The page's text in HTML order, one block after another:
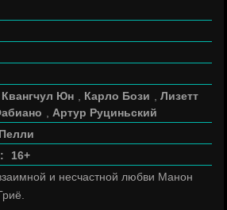
Квангчул Юн Карло Бози ,Лизетт
Артур Руциньский
16+
и несчастной любви Манон